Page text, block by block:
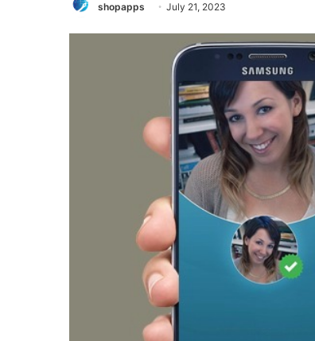
shopapps July 21, 2023